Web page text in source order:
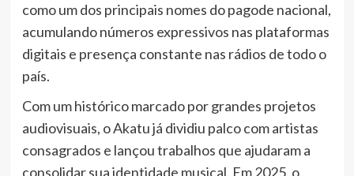
como um dos principais nomes do pagode nacional,
acumulando números expressivos nas plataformas
digitais e presença constante nas rádios de todo o
país.
Com um histórico marcado por grandes projetos
audiovisuais, o Akatu já dividiu palco com artistas
consagrados e lançou trabalhos que ajudaram a
consolidar sua identidade musical. Em 2025, o